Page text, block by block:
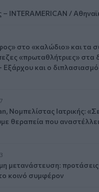
– INTERAMERICAN /
στο «καλώδιο» και τα
«πρωταθλήτριες» στα
Εξάρχου και ο
Νομπελίστας Ιατρικής:
θεραπεία που
μετανάστευση: προτάσεις
κοινό συμφέρον